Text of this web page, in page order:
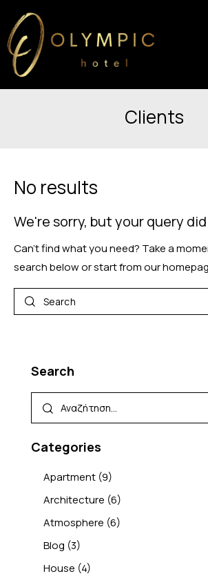
Clients
No results
We're sorry, but your query
Can't find what you need? Take a
search below or start fromour
Search
Categories
Apartment (9)
Architecture (6)
Atmosphere (6)
Blog (3)
House (4)